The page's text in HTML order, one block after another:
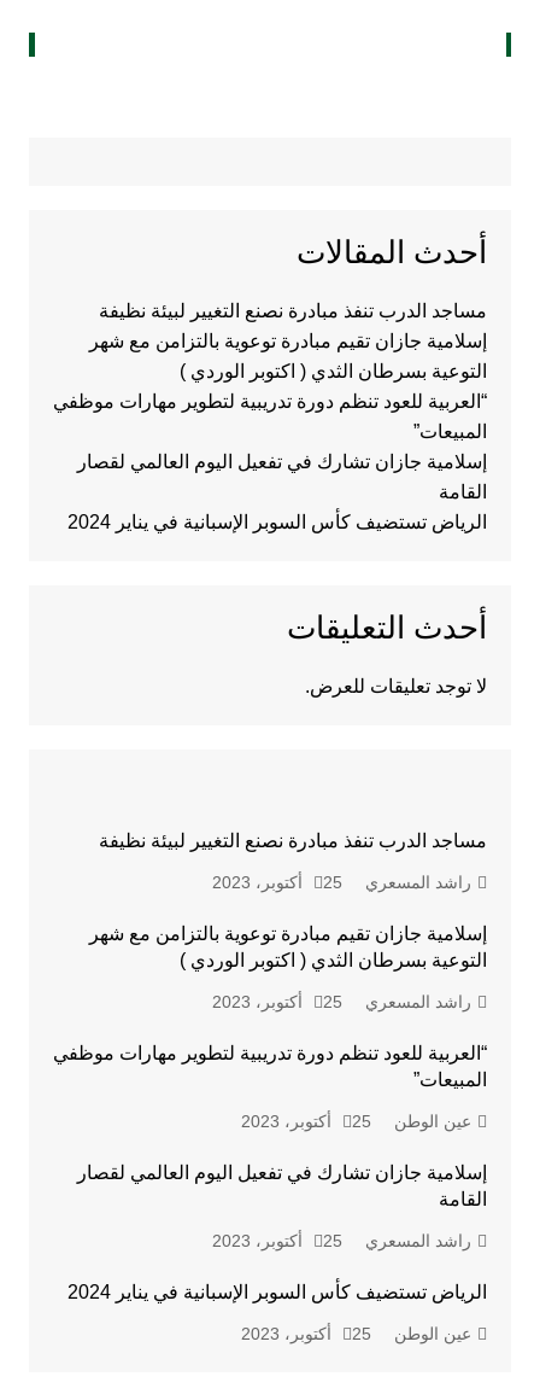
أحدث المقالات
مساجد الدرب تنفذ مبادرة نصنع التغيير لبيئة نظيفة
إسلامية جازان تقيم مبادرة توعوية بالتزامن مع شهر
التوعية بسرطان الثدي ( اكتوبر الوردي )
“العربية للعود تنظم دورة تدريبية لتطوير مهارات موظفي
المبيعات”
إسلامية جازان تشارك في تفعيل اليوم العالمي لقصار
القامة
الرياض تستضيف كأس السوبر الإسبانية في يناير 2024
أحدث التعليقات
لا توجد تعليقات للعرض.
مساجد الدرب تنفذ مبادرة نصنع التغيير لبيئة نظيفة
راشد المسعري 25 أكتوبر، 2023
إسلامية جازان تقيم مبادرة توعوية بالتزامن مع شهر
التوعية بسرطان الثدي ( اكتوبر الوردي )
راشد المسعري 25 أكتوبر، 2023
“العربية للعود تنظم دورة تدريبية لتطوير مهارات موظفي
المبيعات”
عين الوطن 25 أكتوبر، 2023
إسلامية جازان تشارك في تفعيل اليوم العالمي لقصار
القامة
راشد المسعري 25 أكتوبر، 2023
الرياض تستضيف كأس السوبر الإسبانية في يناير 2024
عين الوطن 25 أكتوبر، 2023